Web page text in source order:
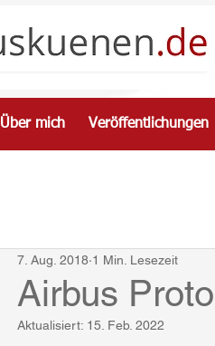
Über mich Veröffentlichungen
Airbus
7. Aug. 2018 1 Min. Lesezeit
Aktualisiert: 15. Feb. 2022